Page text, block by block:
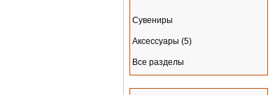
Сувениры
Аксессуары (5)
Все разделы